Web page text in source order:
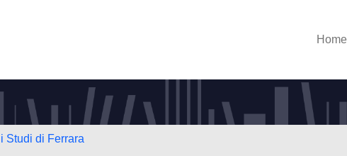
Home
Studi di Ferrara